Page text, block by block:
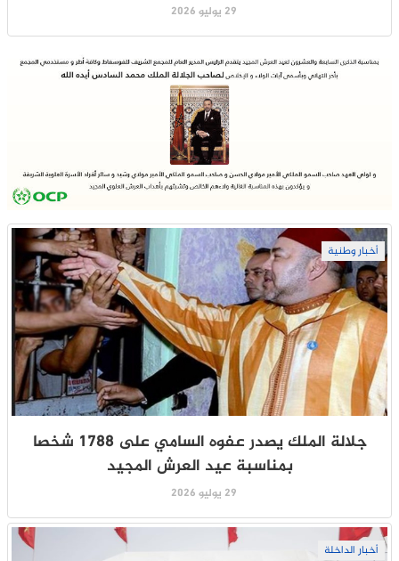
29 يوليو 2026
أخبار وطنية
جلالة الملك يصدر عفوه السامي على 1788 شخصا
بمناسبة عيد العرش المجيد
29 يوليو 2026
أخبار الداخلة